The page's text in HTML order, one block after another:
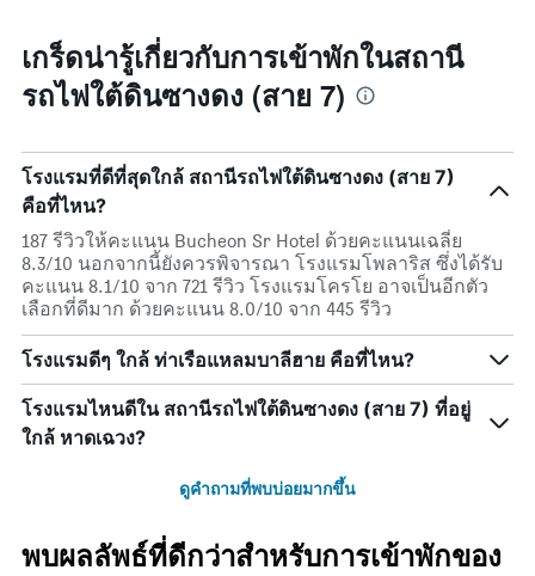
เกร็ดน่ารู้เกี่ยวกับการเข้าพักในสถานี
รถไฟใต้ดินซางดง (สาย 7)
โรงแรมที่ดีที่สุดใกล้ สถานีรถไฟใต้ดินซางดง (สาย 7)
คือที่ไหน?
187 รีวิวให้คะแนน Bucheon Sr Hotel ด้วยคะแนนเฉลี่ย
8.3/10 นอกจากนี้ยังควรพิจารณา โรงแรมโพลาริส ซึ่งได้รับ
คะแนน 8.1/10 จาก 721 รีวิว โรงแรมโครโย อาจเป็นอีกตัว
เลือกที่ดีมาก ด้วยคะแนน 8.0/10 จาก 445 รีวิว
โรงแรมดีๆ ใกล้ ท่าเรือแหลมบาลีฮาย คือที่ไหน?
โรงแรมไหนดีใน สถานีรถไฟใต้ดินซางดง (สาย 7) ที่อยู่
ใกล้ หาดเฉวง?
ดูคำถามที่พบบ่อยมากขึ้น
พบผลลัพธ์ที่ดีกว่าสำหรับการเข้าพักของ